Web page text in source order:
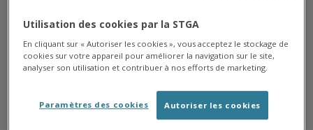
Service non disponible pour
le moment.
06h 29a
Utilisation des cookies par la STGA
En cliquant sur « Autoriser les cookies », vous acceptez le stockage de
cookies sur votre appareil pour améliorer la navigation sur le site,
analyser son utilisation et contribuer à nos efforts de marketing.
Autoriser les cookies
Paramètres des cookies